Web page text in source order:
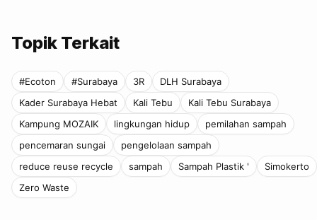
Topik Terkait
#Ecoton #Surabaya 3R
DLH Surabaya
Kader Surabaya Hebat
Kali Tebu
Kali Tebu Surabaya
Kampung MOZAIK
lingkungan hidup
pemilahan sampah
pencemaran sungai
pengelolaan sampah
reduce reuse recycle
sampah Sampah Plastik '
Simokerto
Zero Waste